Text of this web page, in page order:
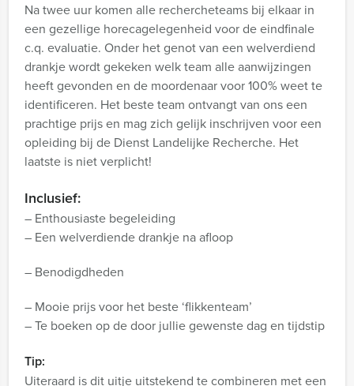
Na twee uur komen alle rechercheteams bij elkaar in
een gezellige horecagelegenheid voor de eindfinale
c.q. evaluatie. Onder het genot van een welverdiend
drankje wordt gekeken welk team alle aanwijzingen
heeft gevonden en de moordenaar voor 100% weet te
identificeren. Het beste team ontvangt van ons een
prachtige prijs en mag zich gelijk inschrijven voor een
opleiding bij de Dienst Landelijke Recherche. Het
laatste is niet verplicht!
Inclusief:
– Enthousiaste begeleiding
– Een welverdiende drankje na afloop
– Benodigdheden
– Mooie prijs voor het beste ‘flikkenteam’
– Te boeken op de door jullie gewenste dag en tijdstip
Tip:
Uiteraard is dit uitje uitstekend te combineren met een